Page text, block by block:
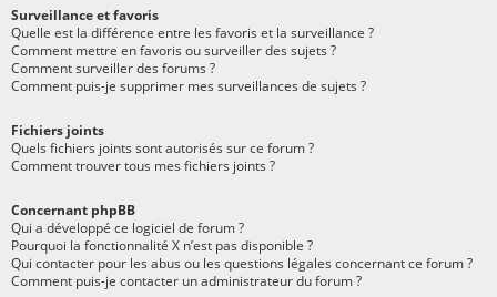
Surveillance et favoris
Quelle est la différence entre les favoris et la surveillance ?
Comment mettre en favoris ou surveiller des sujets ?
Comment surveiller des forums ?
Comment puis-je supprimer mes surveillances de sujets ?
Fichiers joints
Quels fichiers joints sont autorisés sur ce forum ?
Comment trouver tous mes fichiers joints ?
Concernant phpBB
Qui a développé ce logiciel de forum ?
Pourquoi la fonctionnalité X n’est pas disponible ?
Qui contacter pour les abus ou les questions légales concernant ce forum ?
Comment puis-je contacter un administrateur du forum ?